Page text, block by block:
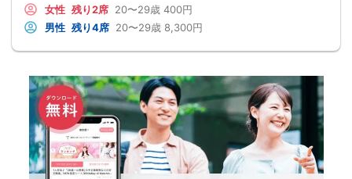
女性 残り2席 20〜29歳 400円
男性 残り4席 20〜29歳 8,300円